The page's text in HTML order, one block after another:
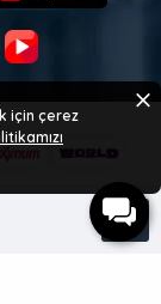
Saklıdır.
için çerez